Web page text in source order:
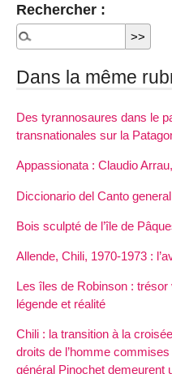
Rechercher :
Dans la même
Des tyrannosaures dans le
transnationales sur la
Appassionata : Claudio
Diccionario del Canto
Bois sculpté de l’île de
Allende, Chili, 1970-1973 :
Les îles de Robinson :
légende et réalité
Chili : la transition à la
droits de l’homme
général Pinochet demeurent